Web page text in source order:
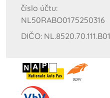
číslo účtu:
NL50RABO0175250316
DIČO: NL.8520.70.111.B01